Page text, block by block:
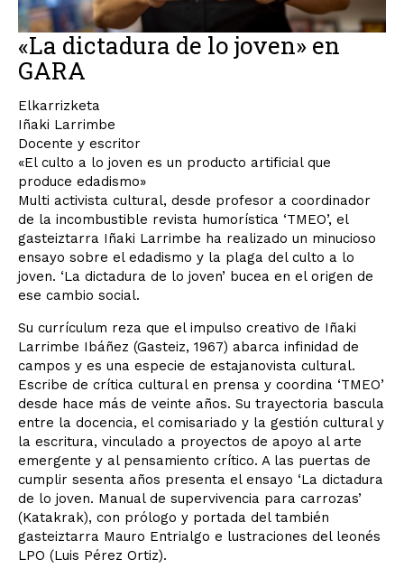
«La dictadura de lo joven» en
GARA
Elkarrizketa
Iñaki Larrimbe
Docente y escritor
«El culto a lo joven es un producto artificial que
produce edadismo»
Multi activista cultural, desde profesor a coordinador
de la incombustible revista humorística ‘TMEO’, el
gasteiztarra Iñaki Larrimbe ha realizado un minucioso
ensayo sobre el edadismo y la plaga del culto a lo
joven. ‘La dictadura de lo joven’ bucea en el origen de
ese cambio social.
Su currículum reza que el impulso creativo de Iñaki
Larrimbe Ibáñez (Gasteiz, 1967) abarca infinidad de
campos y es una especie de estajanovista cultural.
Escribe de crítica cultural en prensa y coordina ‘TMEO’
desde hace más de veinte años. Su trayectoria bascula
entre la docencia, el comisariado y la gestión cultural y
la escritura, vinculado a proyectos de apoyo al arte
emergente y al pensamiento crítico. A las puertas de
cumplir sesenta años presenta el ensayo ‘La dictadura
de lo joven. Manual de supervivencia para carrozas’
(Katakrak), con prólogo y portada del también
gasteiztarra Mauro Entrialgo e lustraciones del leonés
LPO (Luis Pérez Ortiz).